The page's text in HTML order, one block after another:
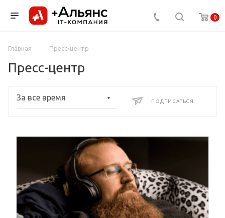
0
Главная Пресс-центр
Пресс-центр
ПОДПИСАТЬСЯ